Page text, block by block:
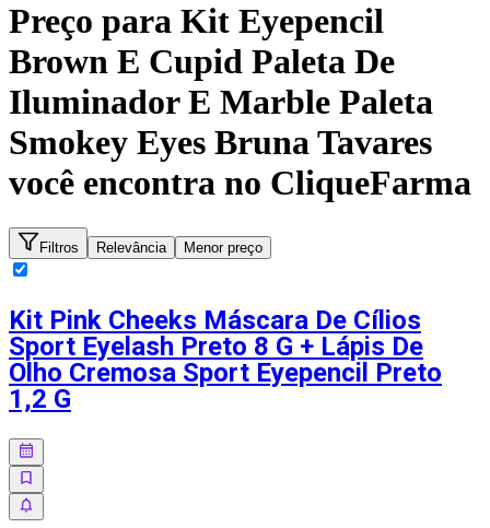
Preço para Kit Eyepencil
Brown E Cupid Paleta De
Iluminador E Marble Paleta
Smokey Eyes Bruna Tavares
você encontra no CliqueFarma
Filtros Relevância Menor preço
Kit Pink Cheeks Máscara De Cílios
Sport Eyelash Preto 8 G + Lápis De
Olho Cremosa Sport Eyepencil Preto
1,2 G